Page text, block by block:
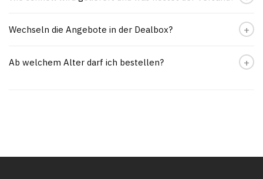
Wechseln die Angebote in der Dealbox?
Ab welchem Alter darf ich bestellen?